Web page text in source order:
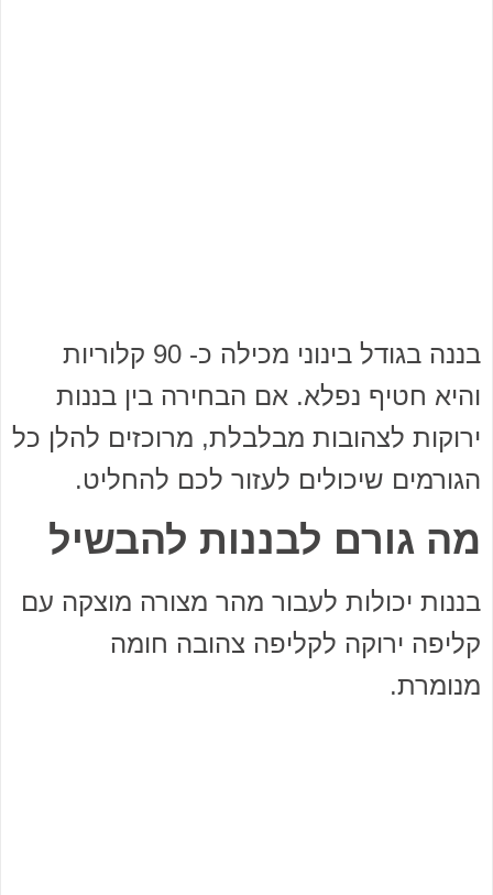
בננה בגודל בינוני מכילה כ- 90 קלוריות
והיא חטיף נפלא. אם הבחירה בין בננות
ירוקות לצהובות מבלבלת, מרוכזים להלן כל
הגורמים שיכולים לעזור לכם להחליט.
מה גורם לבננות להבשיל
בננות יכולות לעבור מהר מצורה מוצקה עם
קליפה ירוקה לקליפה צהובה חומה
מנומרת.